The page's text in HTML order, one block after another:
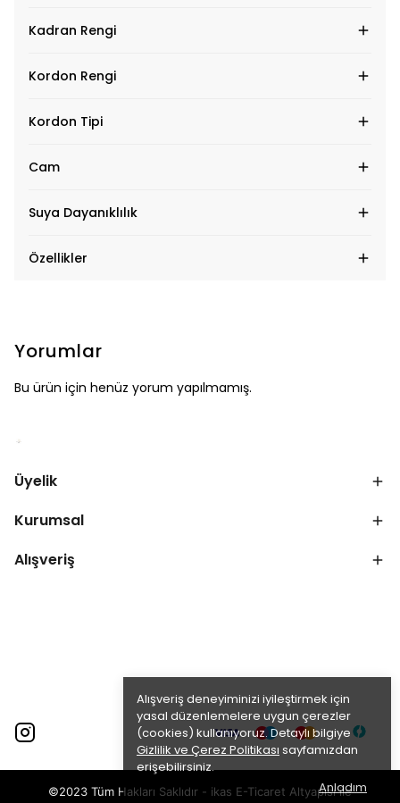
Alışveriş deneyiminizi iyileştirmek için
yasal düzenlemelere uygun çerezler
(cookies) kullanıyoruz. Detaylı bilgiye
Gizlilik ve Çerez Politikası sayfamızdan
erişebilirsiniz.
Anladım
Kadran Rengi
Kordon Rengi
Kordon Tipi
Cam
Suya Dayanıklılık
Özellikler
Yorumlar
Bu ürün için henüz yorum yapılmamış.
Üyelik
Kurumsal
Alışveriş
©2023 Tüm Hakları Saklıdır - ikas E-Ticaret Altyapısı ile